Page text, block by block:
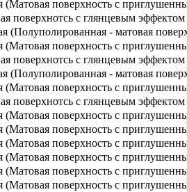
(Матовая поверхность с
поверхнотсь с глянцевым эффектом
(Полуполированная - матовая
(Матовая поверхность с
поверхнотсь с глянцевым эффектом
(Полуполированная - матовая
(Матовая поверхность с
поверхнотсь с глянцевым эффектом
(Матовая поверхность с
(Матовая поверхность с
(Матовая поверхность с
(Матовая поверхность с
(Матовая поверхность с
(Матовая поверхность с